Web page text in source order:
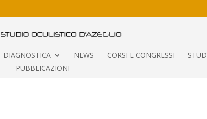
DIAGNOSTICA NEWS CORSI E CONGRESSI
PUBBLICAZIONI